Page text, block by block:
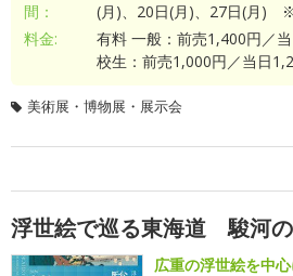
間：
(月)、20日(月)、27日(月)
料金:
有料 一般：前売1,400円／
校生：前売1,000円／当日
美術展・博物展・展示会
浮世絵で巡る東海道 駿河
広重の浮世絵を中